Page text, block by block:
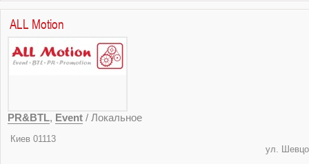
ALL Motion
PR&BTL, Event / Локальное
Киев
ул.